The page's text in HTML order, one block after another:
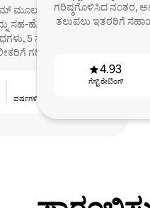
ಮೂಲದ ಮನೆಗಳ
ಹೋಸ್ಟ್ ಮಾಡುತ್ತೇನೆ
5 ಸ್ಟಾರ್ ವಿಮರ್ಶೆಗಳು
ಗರಿಷ್ಠ ಆದಾಯದ ಬಗ್ಗೆ
ವರ್ಷಗಳಿಂದ ಹೋಸ್ಟ್ ‌ಮಾಡುತ್ತಿದ್ದಾರೆ
ಗರಿಷ್ಠಗೊಳಿಸಿದ ನಂತರ,
ತಲುಪಲು ಇತರರಿಗೆ
4.93
ಗೆಸ್ಟ್ ರೇಟಿಂಗ್